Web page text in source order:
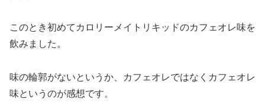
このとき初めてカロリーメイトリキッドのカフェオレ味を
飲みました。
味の輪郭がないというか、カフェオレではなくカフェオレ
味というのが感想です。